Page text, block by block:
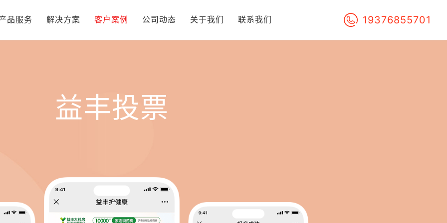
品服务 解决方案 客户案例 公司动态 关于我们 联系我们 19376855701
益丰投票